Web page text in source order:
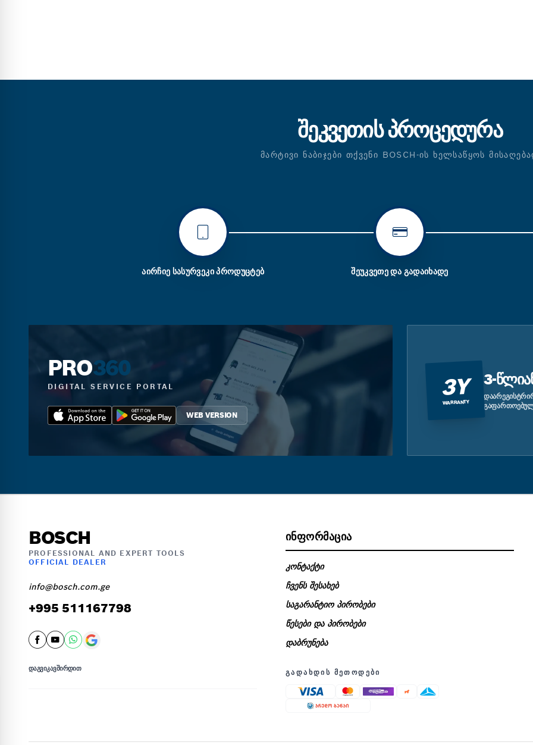
ᲨᲔᲙᲕᲔᲗᲘᲡ ᲞᲠᲝᲪᲔᲓᲣᲠᲐ
ᲛᲐᲠᲢᲘᲕᲘ ᲜᲐᲑᲘᲯᲔᲑᲘ ᲗᲥᲕᲔᲜᲘ BOSCH-ᲘᲡ ᲮᲔᲚᲡᲐᲬᲧᲝᲡ
ᲐᲘᲠᲩᲘᲔ ᲡᲐᲡᲣᲠᲕᲔᲙᲘ ᲞᲠᲝᲓᲣᲪᲢᲔᲑ ᲨᲔᲣᲙᲕᲔᲗᲔ ᲓᲐ ᲒᲐᲓᲐᲘᲮᲐᲓᲔ
PRO360
DIGITAL SERVICE PORTAL
WEB VERSION
3Y
WARRANTY
3-
BOSCH
PROFESSIONAL AND EXPERT TOOLS
OFFICIAL DEALER
info@bosch.com.ge
+995 511167798
ᲓᲐᲒᲕᲘᲙᲐᲕᲨᲘᲠᲓᲘᲗ
ᲘᲜᲤᲝᲠᲛᲐᲪᲘᲐ
კონტაქტი
ჩვენს შესახებ
საგარანტიო პირობები
წესები და პირობები
დაბრუნება
ᲒᲐᲓᲐᲮᲓᲘᲡ ᲛᲔᲗᲝᲓᲔᲑᲘ